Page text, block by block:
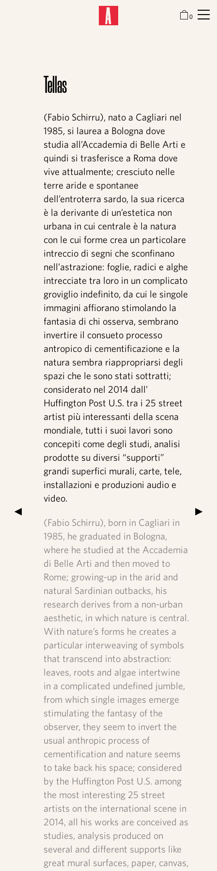
Festival
Sale mostra
Focus
Artisti
Video interviste
Contatti
Shop
0
▶ ▶
Tellas
(Fabio Schirru), nato a Cagliari nel
1985, si laurea a Bologna dove
studia all’Accademia di Belle Arti e
quindi si trasferisce a Roma dove
vive attualmente; cresciuto nelle
terre aride e spontanee
dell’entroterra sardo, la sua ricerca
è la derivante di un’estetica non
urbana in cui centrale è la natura
con le cui forme crea un particolare
intreccio di segni che sconfinano
nell’astrazione: foglie, radici e alghe
intrecciate tra loro in un complicato
groviglio indefinito, da cui le singole
immagini affiorano stimolando la
fantasia di chi osserva, sembrano
invertire il consueto processo
antropico di cementificazione e la
natura sembra riappropriarsi degli
spazi che le sono stati sottratti;
considerato nel 2014 dall’
Huffington Post U.S. tra i 25 street
artist più interessanti della scena
mondiale, tutti i suoi lavori sono
concepiti come degli studi, analisi
prodotte su diversi “supporti”
grandi superfici murali, carte, tele,
installazioni e produzioni audio e
video.
(Fabio Schirru), born in Cagliari in
1985, he graduated in Bologna,
where he studied at the Accademia
di Belle Arti and then moved to
Rome; growing-up in the arid and
natural Sardinian outbacks, his
research derives from a non-urban
aesthetic, in which nature is central.
With nature’s forms he creates a
particular interweaving of symbols
that transcend into abstraction:
leaves, roots and algae intertwine
in a complicated undefined jumble,
from which single images emerge
stimulating the fantasy of the
observer, they seem to invert the
usual anthropic process of
cementification and nature seems
to take back his space; considered
by the Huffington Post U.S. among
the most interesting 25 street
artists on the international scene in
2014, all his works are conceived as
studies, analysis produced on
several and different supports like
great mural surfaces, paper, canvas,